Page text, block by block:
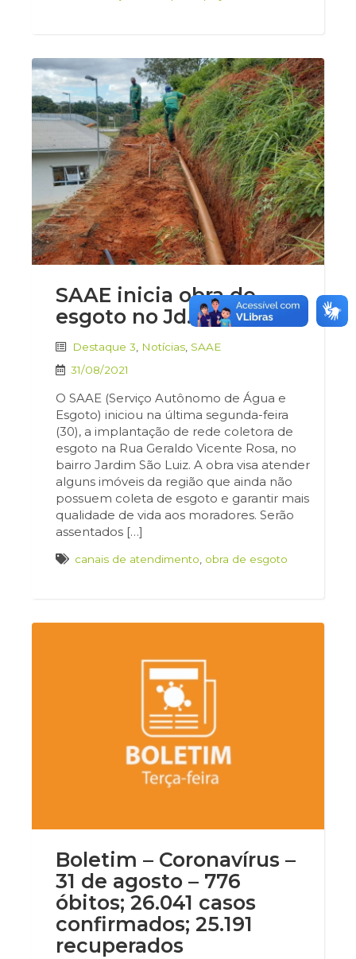
SAAE inicia obra de
esgoto no Jd. São Luiz
Destaque 3 Notícias SAAE
31/08/2021
O SAAE (Serviço Autônomo de Água e
Esgoto) iniciou na última segunda-feira
(30), a implantação de rede coletora de
esgoto na Rua Geraldo Vicente Rosa, no
bairro Jardim São Luiz. A obra visa atender
alguns imóveis da região que ainda não
possuem coleta de esgoto e garantir mais
qualidade de vida aos moradores. Serão
assentados […]
canais de atendimento obra de esgoto
Boletim – Coronavírus –
31 de agosto – 776
óbitos; 26.041 casos
confirmados; 25.191
recuperados